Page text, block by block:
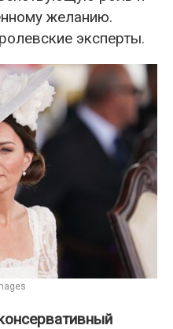
желанию.
эксперты.